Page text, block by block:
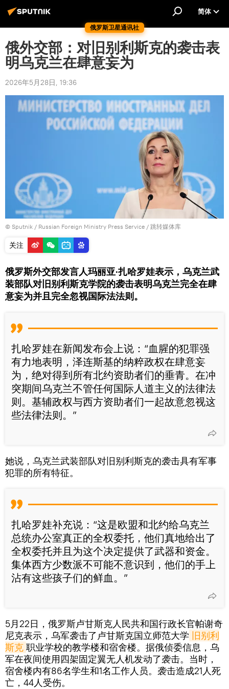
俄罗斯卫星通讯社
简体
俄外交部：对旧别利斯克的袭击表
明乌克兰在肆意妄为
2026年5月28日, 19:36
© Sputnik / Russian Foreign Ministry Press Service / 跳转媒体库
关注
俄罗斯外交部发言人玛丽亚·扎哈罗娃表示，乌克兰武
装部队对旧别利斯克学院的袭击表明乌克兰完全在肆
意妄为并且完全忽视国际法法则。
扎哈罗娃在新闻发布会上说：“血腥的犯罪强
有力地表明，泽连斯基的纳粹政权在肆意妄
为，绝对得到所有北约资助者们的垂青。在冲
突期间乌克兰不管任何国际人道主义的法律法
则。基辅政权与西方资助者们一起故意忽视这
些法律法则。”
她说，乌克兰武装部队对旧别利斯克的袭击具有军事
犯罪的所有特征。
扎哈罗娃补充说：“这是欧盟和北约给乌克兰
总统办公室真正的全权委托，他们真地给出了
全权委托并且为这个决定提供了武器和资金。
集体西方少数派不可能不意识到，他们的手上
沾有这些孩子们的鲜血。”
5月22日，俄罗斯卢甘斯克人民共和国行政长官帕谢奇
尼克表示，乌军袭击了卢甘斯克国立师范大学 旧别利
斯克 职业学校的教学楼和宿舍楼。据俄侦委信息，乌
军在夜间使用四架固定翼无人机发动了袭击。当时，
宿舍楼内有86名学生和1名工作人员。袭击造成21人死
亡，44人受伤。